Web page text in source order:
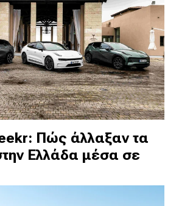
Πώς άλλαξαν τα
Ελλάδα μέσα σε